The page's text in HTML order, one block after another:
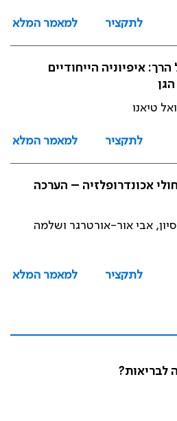
לתקציר
למאמר המלא
איפיוניה הייחודיים
טיאנו
לתקציר
למאמר המלא
אכונדרופלזיה – הערכה
סיון, אבי אור-אורטרגר ושלמה
לתקציר
למאמר המלא
לבריאות?